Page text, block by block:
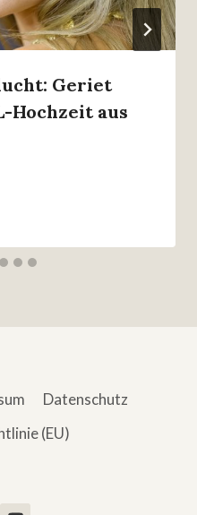
Geriet
Hochzeit aus
Datenschutz
(EU)